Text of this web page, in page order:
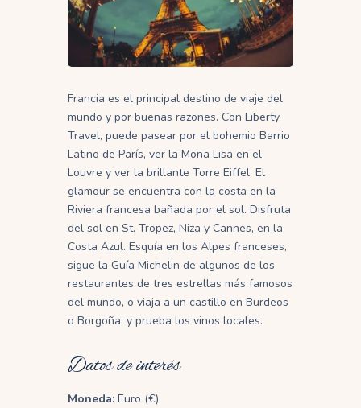
Francia es el principal destino de viaje del
mundo y por buenas razones. Con Liberty
Travel, puede pasear por el bohemio Barrio
Latino de París, ver la Mona Lisa en el
Louvre y ver la brillante Torre Eiffel. El
glamour se encuentra con la costa en la
Riviera francesa bañada por el sol. Disfruta
del sol en St. Tropez, Niza y Cannes, en la
Costa Azul. Esquía en los Alpes franceses,
sigue la Guía Michelin de algunos de los
restaurantes de tres estrellas más famosos
del mundo, o viaja a un castillo en Burdeos
o Borgoña, y prueba los vinos locales.
Datos de interés
Moneda: Euro (€)